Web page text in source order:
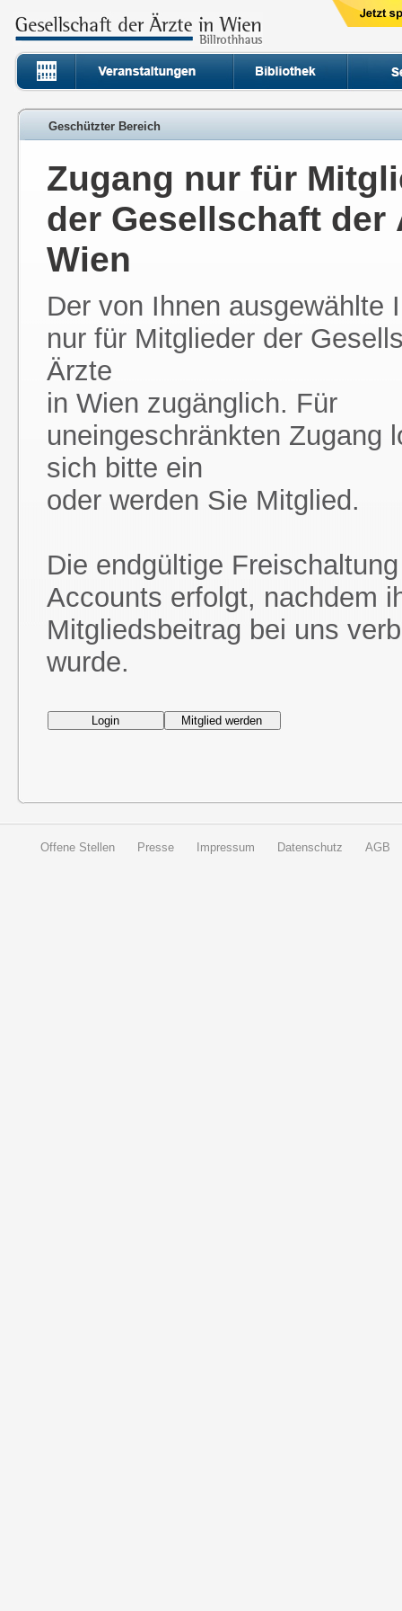
Geschützter Bereich
Zugang nur für
der Gesellschaft der
Wien
Der von Ihnen ausgewählte
nur für Mitglieder der
Ärzte
in Wien zugänglich. Für
uneingeschränkten Zugang
sich bitte ein
oder werden Sie Mitglied.
Die endgültige
Accounts erfolgt, nachdem
Mitgliedsbeitrag bei uns
wurde.
Offene Stellen Presse Impressum Datenschutz AGB